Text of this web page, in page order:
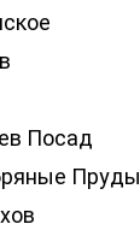
Посад
Пруды